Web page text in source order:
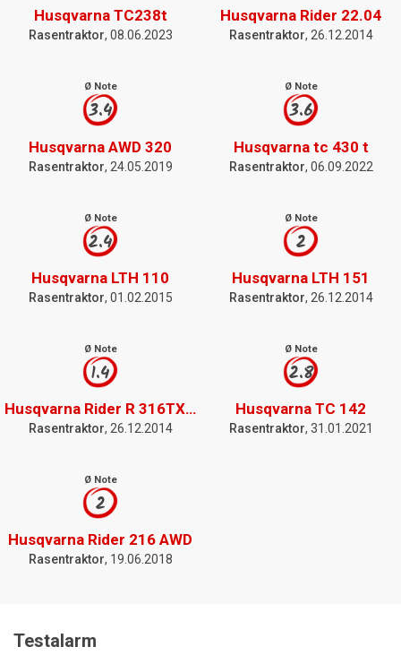
Husqvarna TC238t
Rasentraktor, 08.06.2023
Husqvarna Rider 22.04
Rasentraktor, 26.12.2014
Ø Note
3.4
Husqvarna AWD 320
Rasentraktor, 24.05.2019
Ø Note
3.6
Husqvarna tc 430 t
Rasentraktor, 06.09.2022
Ø Note
2.4
Husqvarna LTH 110
Rasentraktor, 01.02.2015
Ø Note
2
Husqvarna LTH 151
Rasentraktor, 26.12.2014
Ø Note
1.4
Husqvarna Rider R 316TXs AWD
Rasentraktor, 26.12.2014
Ø Note
2.8
Husqvarna TC 142
Rasentraktor, 31.01.2021
Ø Note
2
Husqvarna Rider 216 AWD
Rasentraktor, 19.06.2018
Testalarm